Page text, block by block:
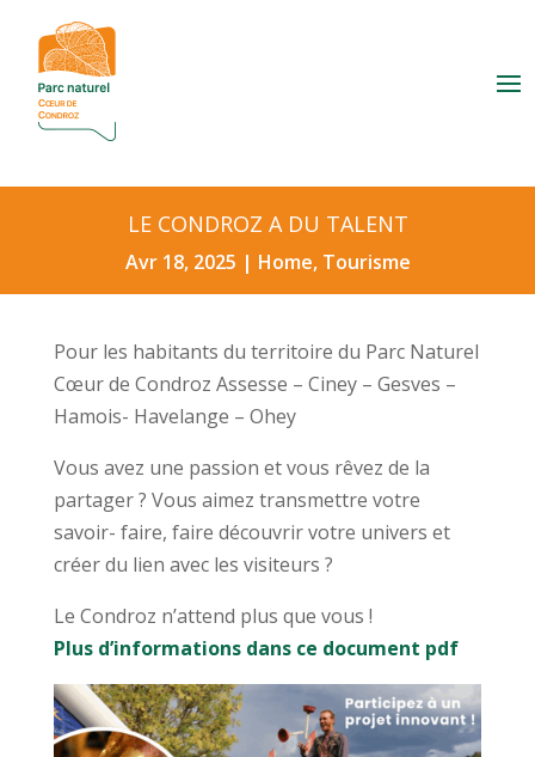
LE CONDROZ A DU TALENT
Avr 18, 2025 | Home, Tourisme
Pour les habitants du territoire du Parc Naturel
Cœur de Condroz Assesse – Ciney – Gesves –
Hamois- Havelange – Ohey
Vous avez une passion et vous rêvez de la
partager ? Vous aimez transmettre votre
savoir- faire, faire découvrir votre univers et
créer du lien avec les visiteurs ?
Le Condroz n’attend plus que vous !
Plus d’informations dans ce document pdf